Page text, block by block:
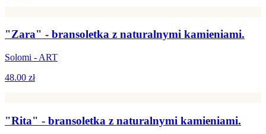
"Zara" - bransoletka z naturalnymi kamieniami.
Solomi - ART
48.00 zł
"Rita" - bransoletka z naturalnymi kamieniami.